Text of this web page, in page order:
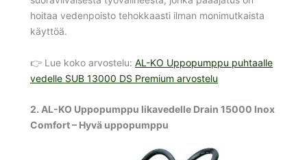
hoitaa vedenpoisto tehokkaasti ilman monimutkaista
käyttöä.
👉 Lue koko arvostelu: AL-KO Uppopumppu puhtaalle
vedelle SUB 13000 DS Premium arvostelu
2. AL-KO Uppopumppu likavedelle Drain 15000 Inox
Comfort – Hyvä uppopumppu